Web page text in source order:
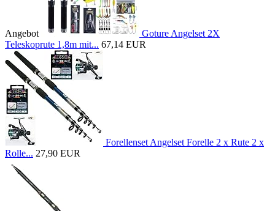
Angebot
Goture Angelset 2X
Teleskoprute 1,8m mit... 67,14 EUR
Forellenset Angelset Forelle 2 x Rute 2 x
Rolle... 27,90 EUR